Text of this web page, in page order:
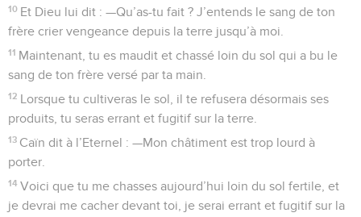
10 Et Dieu lui dit : —Qu’as-tu fait ? J’entends le sang de ton
frère crier vengeance depuis la terre jusqu’à moi.
11 Maintenant, tu es maudit et chassé loin du sol qui a bu le
sang de ton frère versé par ta main.
12 Lorsque tu cultiveras le sol, il te refusera désormais ses
produits, tu seras errant et fugitif sur la terre.
13 Caïn dit à l’Eternel : —Mon châtiment est trop lourd à
porter.
14 Voici que tu me chasses aujourd’hui loin du sol fertile, et
je devrai me cacher devant toi, je serai errant et fugitif sur la